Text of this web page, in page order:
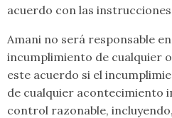
acuerdo con las
Amani no será responsable
incumplimiento de cualquier
este acuerdo si el
de cualquier acontecimiento
control razonable,